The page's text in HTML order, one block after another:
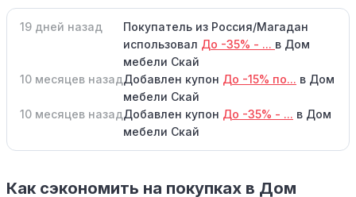
19 дней назад
Покупатель из Россия/Магадан
использовал До -35% - ... в Дом
мебели Скай
10 месяцев назадДобавлен купон До -15% по... в Дом
мебели Скай
10 месяцев назадДобавлен купон До -35% - ... в Дом
мебели Скай
Как сэкономить на покупках в Дом